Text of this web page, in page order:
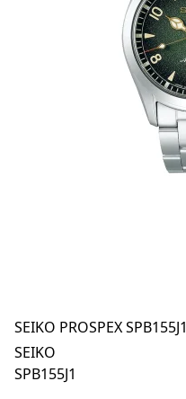
SEIKO PROSPEX SPB155J1
SEIKO
SPB155J1